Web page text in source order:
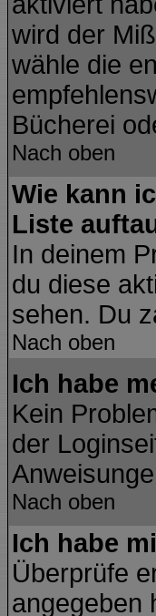
wird der
wähle die
Bücherei
Nach oben
Wie kann
Liste
In deinem
du diese
sehen. Du
Nach oben
Ich habe
Kein
der
Nach oben
Ich habe
Überprüfe
angegeben